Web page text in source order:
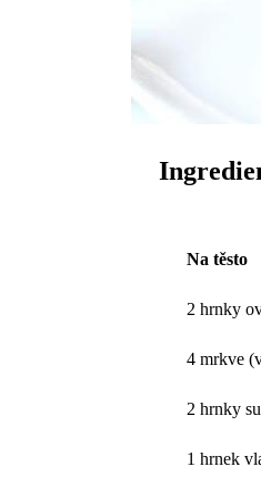
Na těsto
2 hrnky
4 mrkve
2 hrnky
1 hrnek